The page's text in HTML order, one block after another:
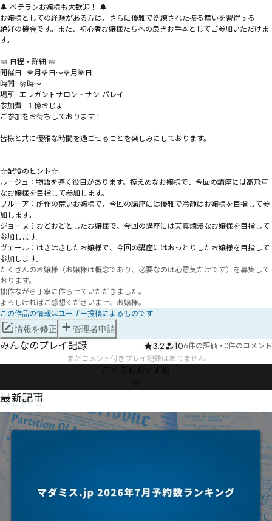
🔔 ベテランお嬢様も大歓迎！ 🔔
お嬢様としての経験がある方は、さらに優雅で洗練された振る舞いを習得する
絶好の機会です。また、初心者お嬢様たちへの良きお手本としてご参加いただけま
す。
📅 日程・詳細 📅
開催日: 🌹月🌹日～🌹月🌺日
時間: 🌼時～
場所: エレガントサロン・サン パレイ
参加費: １億おじょ
ご参加をお待ちしております！
皆様と共に優雅な時間を過ごせることを楽しみにしております。
☆配役のヒント☆
ルージュ：物語を導く役目があります。控えめなお嬢様で、今回の講座には高飛車
なお嬢様を目指して参加します。
ブルーア︰所作の荒いお嬢様で、今回の講座には優雅で冷静はお嬢様を目指して参
加します。
ジョーヌ︙おどおどとしたお嬢様で、今回の講座には天真爛漫なお嬢様を目指して
参加します。
ヴェール︰はきはきしたお嬢様で、今回の講座にはおっとりしたお嬢様を目指して
参加します。
たくさんのお嬢様（お嬢様は概念であり、必要なのは心意気だけです）を募集して
おります。
拙作ながら丁寧に作らせていただきました。
よろしければご感想くださいませ、お嬢様。
この作品の情報はユーザー投稿によるものです
情報を修正 管理者申請
みんなのプレイ記録 3.2 106件の評価 ・ 0件のコメント
まだコメント付きプレイ記録はありません
こちらもおすすめ
NEWS
最新記事